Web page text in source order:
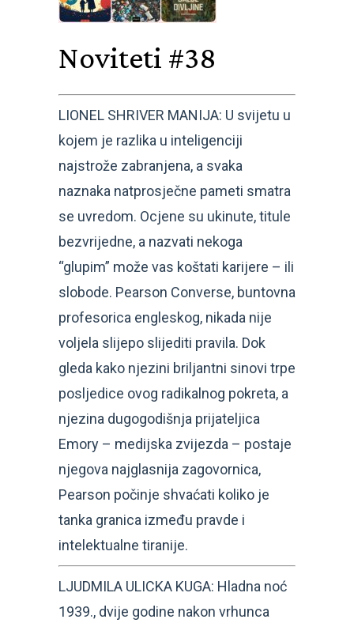
Noviteti #38
LIONEL SHRIVER MANIJA: U svijetu u
kojem je razlika u inteligenciji
najstrože zabranjena, a svaka
naznaka natprosječne pameti smatra
se uvredom. Ocjene su ukinute, titule
bezvrijedne, a nazvati nekoga
“glupim” može vas koštati karijere – ili
slobode. Pearson Converse, buntovna
profesorica engleskog, nikada nije
voljela slijepo slijediti pravila. Dok
gleda kako njezini briljantni sinovi trpe
posljedice ovog radikalnog pokreta, a
njezina dugogodišnja prijateljica
Emory – medijska zvijezda – postaje
njegova najglasnija zagovornica,
Pearson počinje shvaćati koliko je
tanka granica između pravde i
intelektualne tiranije.
LJUDMILA ULICKA KUGA: Hladna noć
1939., dvije godine nakon vrhunca